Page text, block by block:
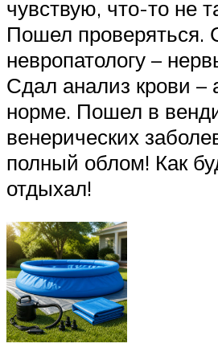
чувствую, что-то не
Пошел проверяться.
невропатологу –
Сдал анализ крови –
норме. Пошел в
венерических
полный облом! Как
отдыхал!